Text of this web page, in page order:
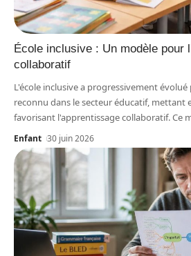
École inclusive : Un modèle pour
collaboratif
L'école inclusive a progressivement
reconnu dans le secteur éducatif, mettant
favorisant l'apprentissage collaboratif. Ce
Enfant 30 juin 2026